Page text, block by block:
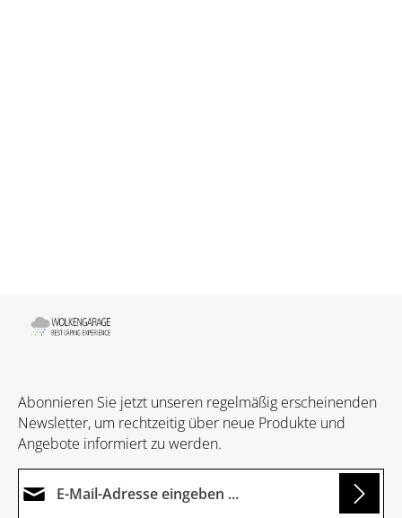
Abonnieren Sie jetzt unseren regelmäßig erscheinenden
Newsletter, um rechtzeitig über neue Produkte und
Angebote informiert zu werden.